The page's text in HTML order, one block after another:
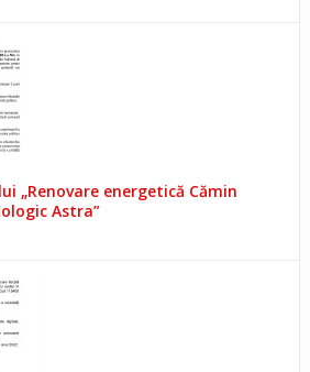
„Renovare energetică Cămin
Astra”